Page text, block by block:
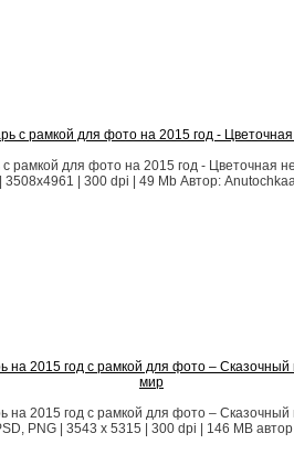
с рамкой для фото на 2015 год -
с рамкой для фото на 2015 год - Цветочная
| 3508х4961 | 300 dpi | 49 Mb Автор:
на 2015 год с рамкой для фото –
мир
на 2015 год с рамкой для фото –
PNG | 3543 x 5315 | 300 dpi | 146 MB